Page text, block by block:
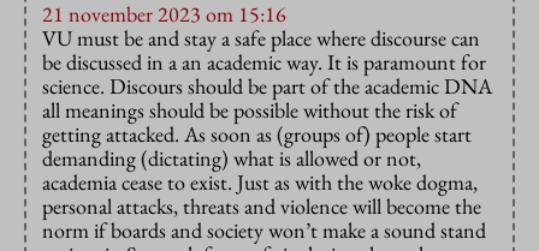
21 november 2023 om 15:16
VU must be and stay a safe place where discourse can
be discussed in a an academic way. It is paramount for
science. Discours should be part of the academic DNA
all meanings should be possible without the risk of
getting attacked. As soon as (groups of) people start
demanding (dictating) what is allowed or not,
academia cease to exist. Just as with the woke dogma,
personal attacks, threats and violence will become the
norm if boards and society won’t make a sound stand